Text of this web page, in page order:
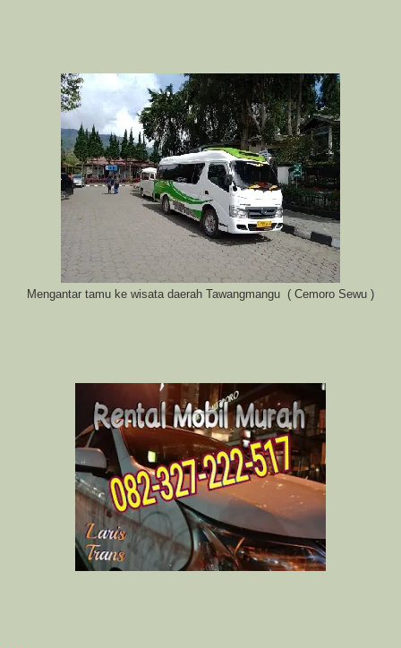
Mengantar tamu ke wisata daerah Tawangmangu ( Cemoro Sewu )